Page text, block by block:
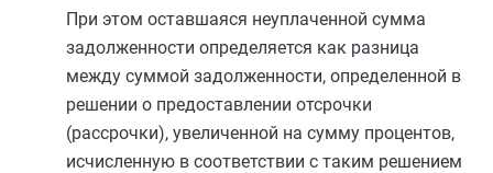
При этом оставшаяся неуплаченной сумма
задолженности определяется как разница
между суммой задолженности, определенной в
решении о предоставлении отсрочки
(рассрочки), увеличенной на сумму процентов,
исчисленную в соответствии с таким решением